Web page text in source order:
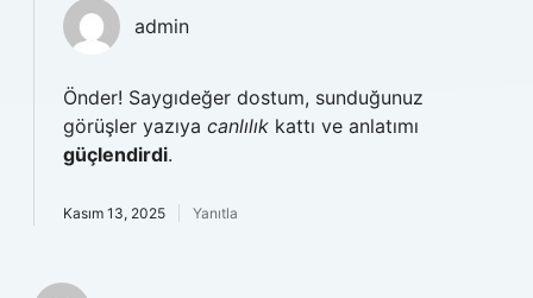
admin
Önder! Saygıdeğer dostum, sunduğunuz
görüşler yazıya canlılık kattı ve anlatımı
güçlendirdi.
Kasım 13, 2025 Yanıtla